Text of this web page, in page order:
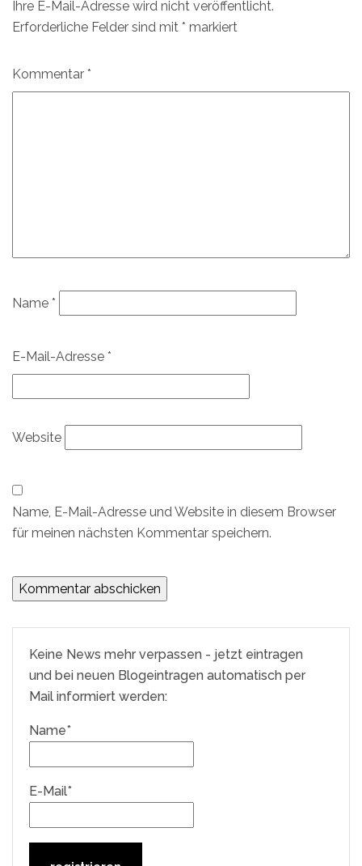
Ihre E-Mail-Adresse wird nicht veröffentlicht.
Erforderliche Felder sind mit * markiert
Kommentar *
Name *
E-Mail-Adresse *
Website
Name, E-Mail-Adresse und Website in diesem Browser
für meinen nächsten Kommentar speichern.
Keine News mehr verpassen - jetzt eintragen
und bei neuen Blogeintragen automatisch per
Mail informiert werden:
Name*
E-Mail*